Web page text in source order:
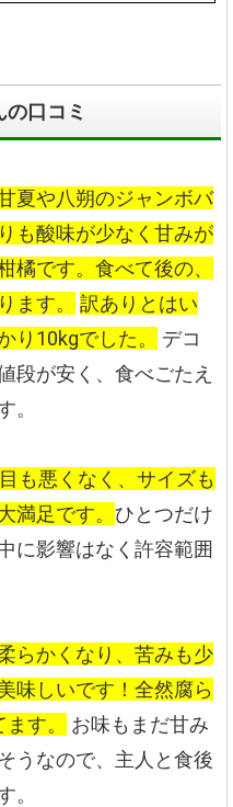
口コミ
夏や八朔のジャンボバ
も酸味が少なく甘みが
橘です。食べて後の、
ます。
訳ありとはい
り10kgでした。
デコ
段が安く、食べごたえ
。
も悪くなく、サイズも
満足です。 ひとつだけ
に影響はなく許容範囲
らかくなり、苦みも少
味しいです！全然腐ら
す。
お味もまだ甘み
うなので、主人と食後
。